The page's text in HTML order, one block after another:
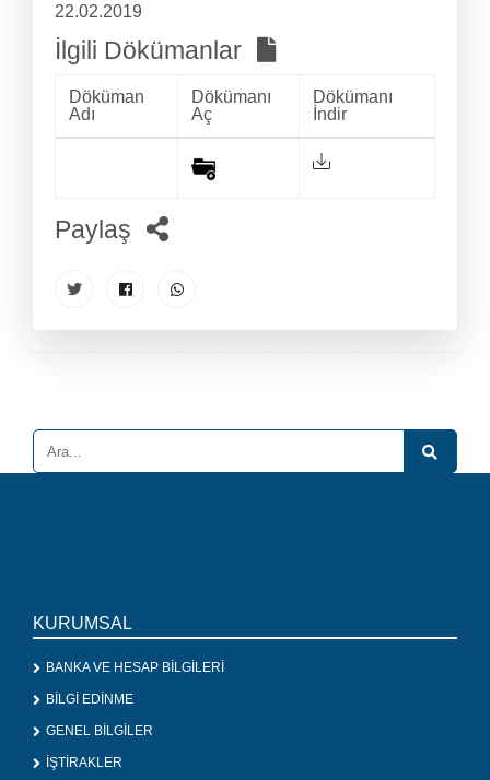
22.02.2019
İlgili Dökümanlar
Döküman
Adı
Dökümanı
Aç
Dökümanı
İndir
Paylaş
KURUMSAL
BANKA VE HESAP BİLGİLERİ
BİLGİ EDİNME
GENEL BİLGİLER
İŞTİRAKLER